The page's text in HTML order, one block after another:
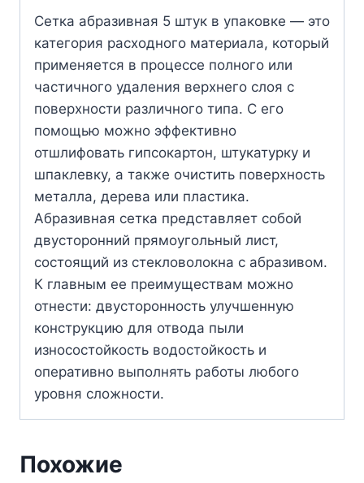
Сетка абразивная 5 штук в упаковке — это
категория расходного материала, который
применяется в процессе полного или
частичного удаления верхнего слоя с
поверхности различного типа. С его
помощью можно эффективно
отшлифовать гипсокартон, штукатурку и
шпаклевку, а также очистить поверхность
металла, дерева или пластика.
Абразивная сетка представляет собой
двусторонний прямоугольный лист,
состоящий из стекловолокна с абразивом.
К главным ее преимуществам можно
отнести: двусторонность улучшенную
конструкцию для отвода пыли
износостойкость водостойкость и
оперативно выполнять работы любого
уровня сложности.
Похожие